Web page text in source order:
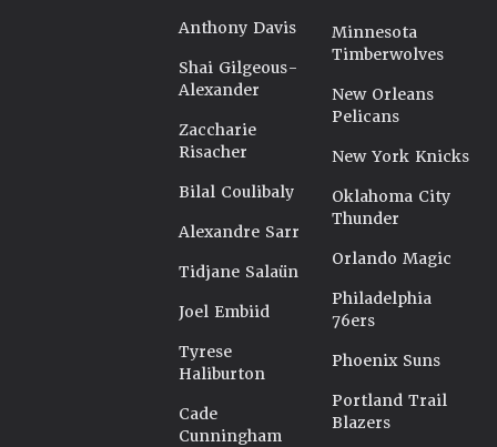
Anthony Davis
Shai Gilgeous-
Alexander
Zaccharie
Risacher
Bilal Coulibaly
Alexandre Sarr
Tidjane Salaün
Joel Embiid
Tyrese
Haliburton
Cade
Cunningham
Minnesota
Timberwolves
New Orleans
Pelicans
New York Knicks
Oklahoma City
Thunder
Orlando Magic
Philadelphia
76ers
Phoenix Suns
Portland Trail
Blazers